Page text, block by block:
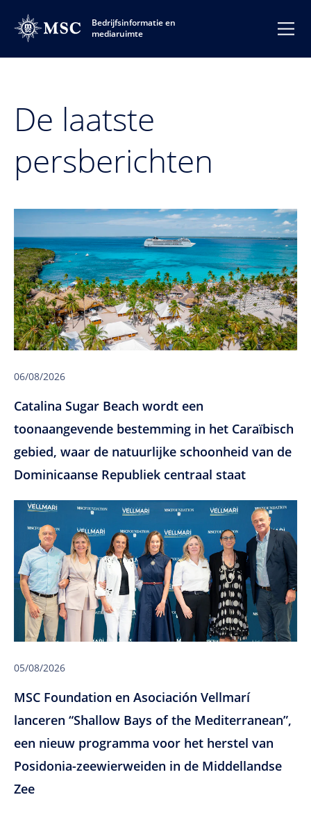
Bedrijfsinformatie en
mediaruimte
De laatste
persberichten
06/08/2026
Catalina Sugar Beach wordt een
toonaangevende bestemming in het Caraïbisch
gebied, waar de natuurlijke schoonheid van de
Dominicaanse Republiek centraal staat
05/08/2026
MSC Foundation en Asociación Vellmarí
lanceren “Shallow Bays of the Mediterranean”,
een nieuw programma voor het herstel van
Posidonia-zeewierweiden in de Middellandse
Zee